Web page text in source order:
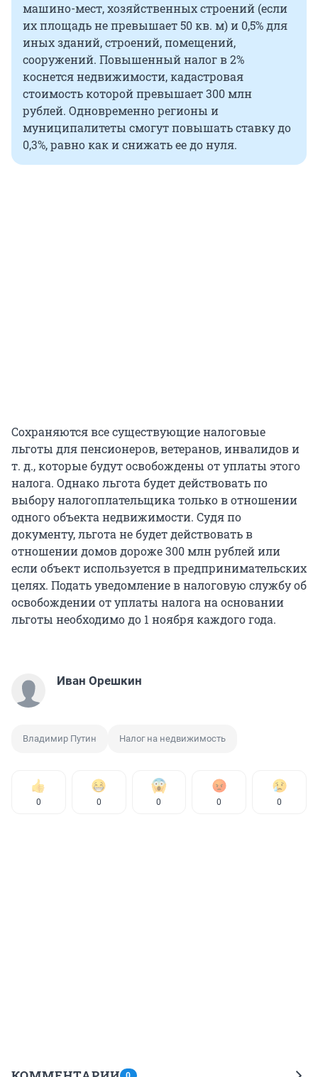
машино-мест, хозяйственных строений (если
их площадь не превышает 50 кв. м) и 0,5% для
иных зданий, строений, помещений,
сооружений. Повышенный налог в 2%
коснется недвижимости, кадастровая
стоимость которой превышает 300 млн
рублей. Одновременно регионы и
муниципалитеты смогут повышать ставку до
0,3%, равно как и снижать ее до нуля.
Сохраняются все существующие налоговые
льготы для пенсионеров, ветеранов, инвалидов и
т. д., которые будут освобождены от уплаты этого
налога. Однако льгота будет действовать по
выбору налогоплательщика только в отношении
одного объекта недвижимости. Судя по
документу, льгота не будет действовать в
отношении домов дороже 300 млн рублей или
если объект используется в предпринимательских
целях. Подать уведомление в налоговую службу об
освобождении от уплаты налога на основании
льготы необходимо до 1 ноября каждого года.
Иван Орешкин
Владимир Путин Налог на недвижимость
0 0 0 0 0